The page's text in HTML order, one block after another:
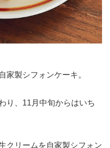
家製シフォンケーキ。
り、11月中旬からはいち
クリームを自家製シフォン